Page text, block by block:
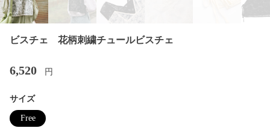
ビスチェ 花柄刺繍チュールビスチェ
6,520 円
サイズ
Free